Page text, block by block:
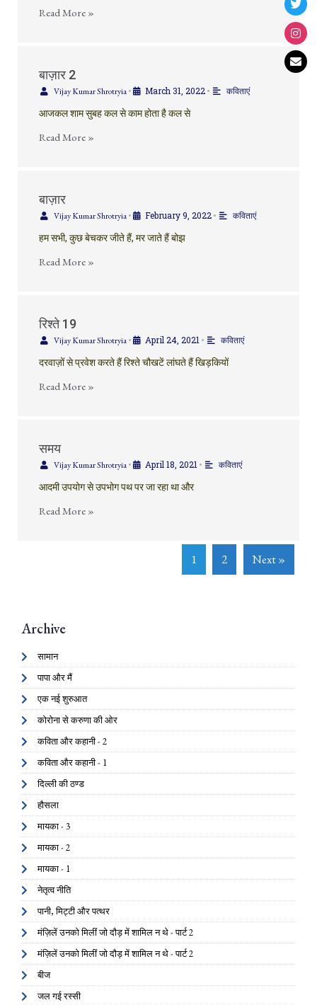
Read More »
बाज़ार 2
Vijay Kumar Shrotryia• March 31, 2022•
कविताएं
आजकल शाम सुबह कल से काम होता है कल से
Read More »
बाज़ार
Vijay Kumar Shrotryia• February 9, 2022•
कविताएं
हम सभी, कुछ बेचकर जीते हैं, मर जाते हैं बोझ
Read More »
रिश्ते 19
Vijay Kumar Shrotryia• April 24, 2021 •
कविताएं
दरवाज़ों से प्रवेश करते हैं रिश्ते चौखटें लांघते हैं खिड़कियों
Read More »
समय
Vijay Kumar Shrotryia• April 18, 2021 •
कविताएं
आदमी उपयोग से उपभोग पथ पर जा रहा था और
Read More »
1 2 Next »
Archive
सामान
पापा और मैं
एक नई शुरुआत
कोरोना से करुणा की ओर
कविता और कहानी - 2
कविता और कहानी - 1
दिल्ली की ठण्ड
हौसला
मायका - 3
मायका - 2
मायका - 1
नेतृत्व नीति
पानी, मिट्टी और पत्थर
मंज़िलें उनको मिलीं जो दौड़ में शामिल न थे - पार्ट 2
मंज़िलें उनको मिलीं जो दौड़ में शामिल न थे - पार्ट 2
बीज
जल गई रस्सी